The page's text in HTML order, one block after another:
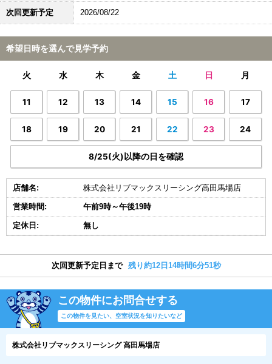
次回更新予定 2026/08/22
希望日時を選んで見学予約
火 水 木 金 土 日 月
11 12 13 14 15 16 17
18 19 20 21 22 23 24
8/25(火)以降の日を確認
店舗名: 株式会社リブマックスリーシング高田馬場店
営業時間: 午前9時～午後19時
定休日: 無し
次回更新予定日まで 残り約12日14時間6分51秒
この物件にお問合せする
この物件を見たい、空室状況を知りたいなど
株式会社リブマックスリーシング 高田馬場店